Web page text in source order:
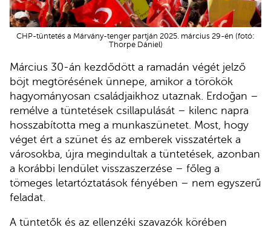
CHP-tüntetés a Márvány-tenger partján 2025. március 29-én (fotó:
Thorpe Dániel)
Március 30-án kezdődött a ramadán végét jelző
böjt megtörésének ünnepe, amikor a törökök
hagyományosan családjaikhoz utaznak. Erdoğan –
remélve a tüntetések csillapulását – kilenc napra
hosszabította meg a munkaszünetet. Most, hogy
véget ért a szünet és az emberek visszatértek a
városokba, újra megindultak a tüntetések, azonban
a korábbi lendület visszaszerzése – főleg a
tömeges letartóztatások fényében – nem egyszerű
feladat.
A tüntetők és az ellenzéki szavazók körében